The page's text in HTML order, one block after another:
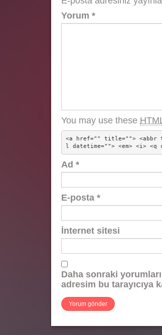
Yorum *
You may use these
<a href="" title=""> <abbr
l datetime=""> <em> <i>
Ad *
E-posta *
İnternet sitesi
Daha sonraki
adresim bu tarayıcıya